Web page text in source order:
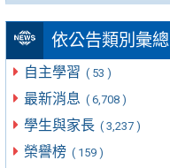
依公告類別彙總
自主學習 ( 53 )
最新消息 ( 6,708 )
學生與家長 ( 3,237 )
榮譽榜 ( 159 )